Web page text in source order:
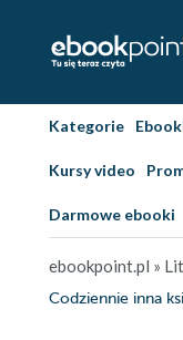
Kategorie
Kursy video
Darmowe ebooki
ebookpoint.pl »
Codziennie inna